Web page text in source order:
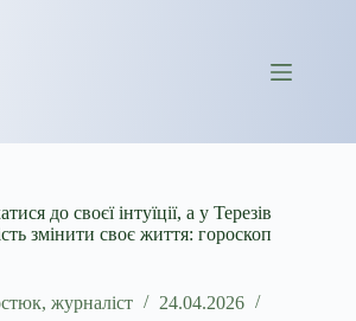
до своєї інтуїції, а у Терезів
змінити своє життя: гороскоп
журналіст
24.04.2026